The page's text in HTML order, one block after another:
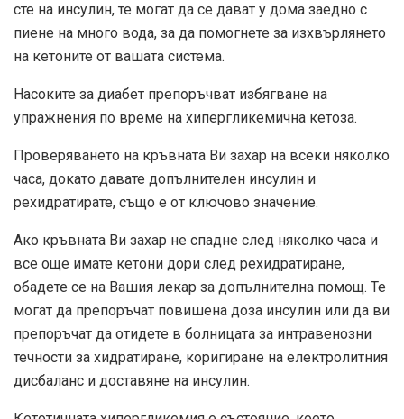
сте на инсулин, те могат да се дават у дома заедно с
пиене на много вода, за да помогнете за изхвърлянето
на кетоните от вашата система.
Насоките за диабет препоръчват избягване на
упражнения по време на хипергликемична кетоза.
Проверяването на кръвната Ви захар на всеки няколко
часа, докато давате допълнителен инсулин и
рехидратирате, също е от ключово значение.
Ако кръвната Ви захар не спадне след няколко часа и
все още имате кетони дори след рехидратиране,
обадете се на Вашия лекар за допълнителна помощ. Те
могат да препоръчат повишена доза инсулин или да ви
препоръчат да отидете в болницата за интравенозни
течности за хидратиране, коригиране на електролитния
дисбаланс и доставяне на инсулин.